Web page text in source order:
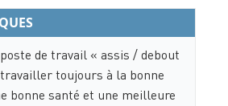
de travail « assis / debout
toujours à la bonne
bonne santé et une meilleure